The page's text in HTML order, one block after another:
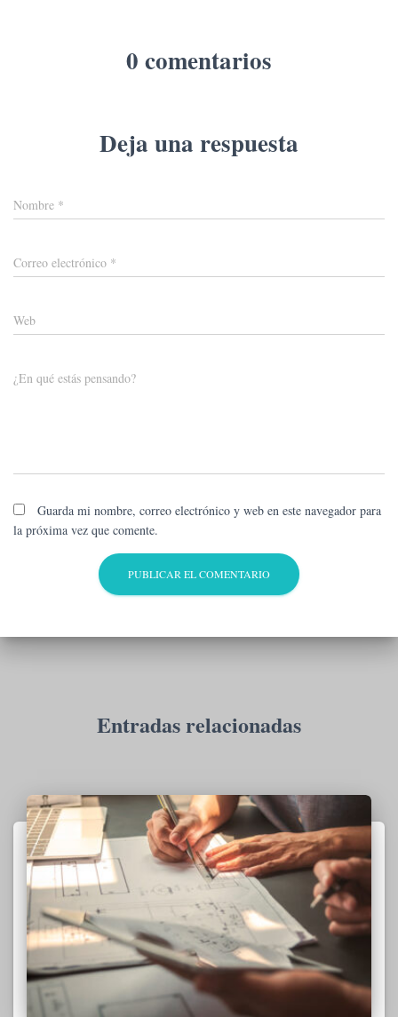
0 comentarios
Deja una respuesta
Nombre *
Correo electrónico *
Web
¿En qué estás pensando?
Guarda mi nombre, correo electrónico y web en este navegador para
la próxima vez que comente.
Entradas relacionadas